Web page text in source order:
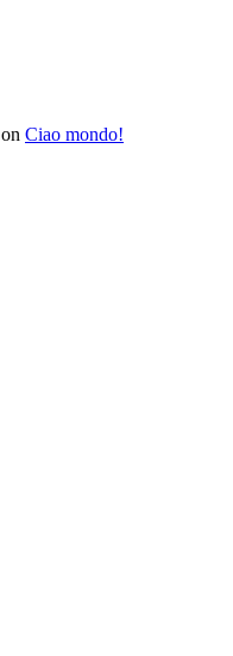
on Ciao mondo!